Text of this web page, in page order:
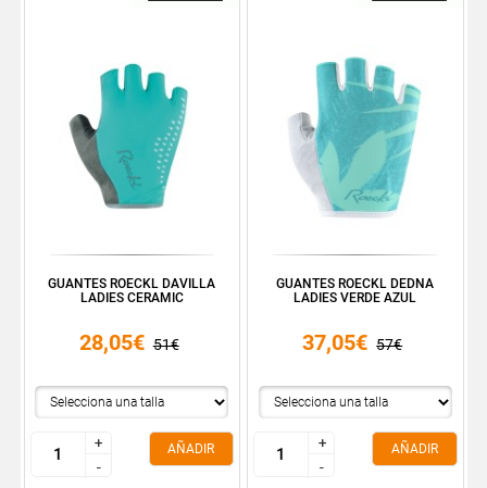
GUANTES ROECKL DAVILLA
LADIES CERAMIC
28,05€ 51€
+
-
+
-
AÑADIR
GUANTES ROECKL DEDNA
LADIES VERDE AZUL
37,05€ 57€
+
-
+
-
AÑADIR